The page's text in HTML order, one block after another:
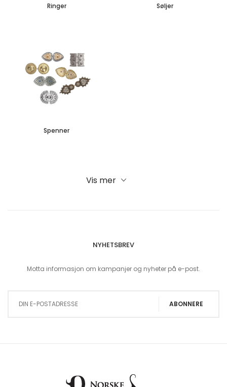
Ringer Søljer
Spenner
Vis mer
NYHETSBREV
Motta informasjon om kampanjer og nyheter på e-post.
ABONNERE